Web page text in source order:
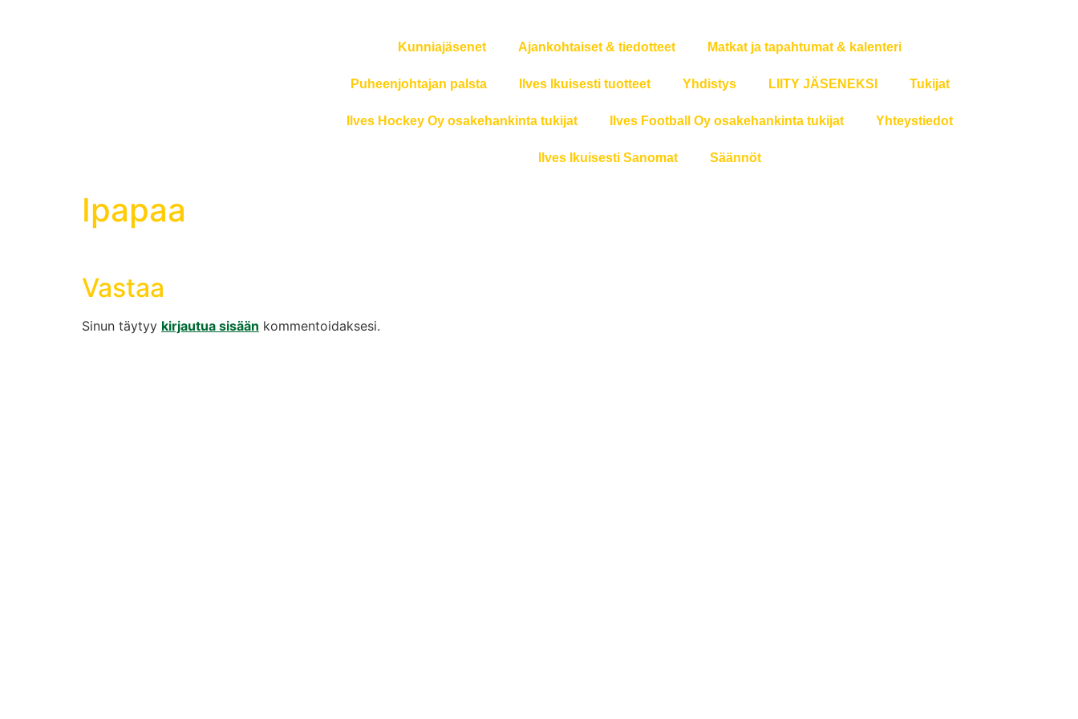
Kunniajäsenet Ajankohtaiset & tiedotteet Matkat ja tapahtumat & kalenteri
Puheenjohtajan palsta Ilves Ikuisesti tuotteet Yhdistys LIITY JÄSENEKSI Tukijat
Ilves Hockey Oy osakehankinta tukijat Ilves Football Oy osakehankinta tukijat Yhteystiedot
Ilves Ikuisesti Sanomat Säännöt
Ipapaa
Vastaa
Sinun täytyy kirjautua sisään kommentoidaksesi.